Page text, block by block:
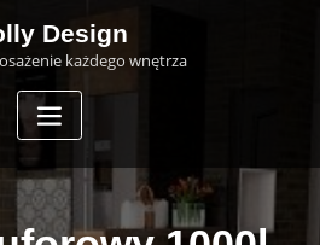
Design
każdego wnętrza